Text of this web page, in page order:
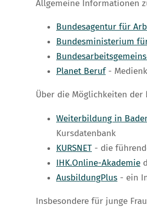
Allgemeine Informationen
Bundesagentur für
Bundesministerium
Planet Beruf-
Über die Möglichkeiten
Weiterbildung in
Kursdatenbank
KURSNET - die
IHK.Online-Akademie
AusbildungPlus - ein
Insbesondere für junge